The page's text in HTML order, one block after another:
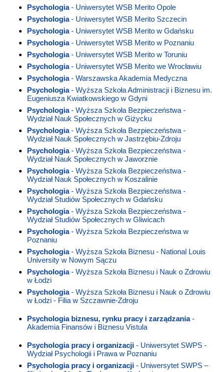
Psychologia- Uniwersytet WSB Merito Opole
Psychologia- Uniwersytet WSB Merito Szczecin
Psychologia- Uniwersytet WSB Merito w Gdańsku
Psychologia- Uniwersytet WSB Merito w Poznaniu
Psychologia- Uniwersytet WSB Merito w Toruniu
Psychologia- Uniwersytet WSB Merito we Wrocławiu
Psychologia- Warszawska Akademia Medyczna
Psychologia- Wyższa Szkoła Administracji i Biznesu im.
Eugeniusza Kwiatkowskiego w Gdyni
Psychologia- Wyższa Szkoła Bezpieczeństwa -
Wydział Nauk Społecznych w Giżycku
Psychologia- Wyższa Szkoła Bezpieczeństwa -
Wydział Nauk Społecznych w Jastrzębiu-Zdroju
Psychologia- Wyższa Szkoła Bezpieczeństwa -
Wydział Nauk Społecznych w Jaworznie
Psychologia- Wyższa Szkoła Bezpieczeństwa -
Wydział Nauk Społecznych w Koszalinie
Psychologia- Wyższa Szkoła Bezpieczeństwa -
Wydział Studiów Społecznych w Gdańsku
Psychologia- Wyższa Szkoła Bezpieczeństwa -
Wydział Studiów Społecznych w Gliwicach
Psychologia- Wyższa Szkoła Bezpieczeństwa w
Poznaniu
Psychologia- Wyższa Szkoła Biznesu - National Louis
University w Nowym Sączu
Psychologia- Wyższa Szkoła Biznesu i Nauk o Zdrowiu
w Łodzi
Psychologia- Wyższa Szkoła Biznesu i Nauk o Zdrowiu
w Łodzi - Filia w Szczawnie-Zdroju
Psychologia biznesu, rynku pracy i zarządzania-
Akademia Finansów i Biznesu Vistula
Psychologia pracy i organizacji - Uniwersytet SWPS -
Wydział Psychologii i Prawa w Poznaniu
Psychologia pracy i organizacji - Uniwersytet SWPS –